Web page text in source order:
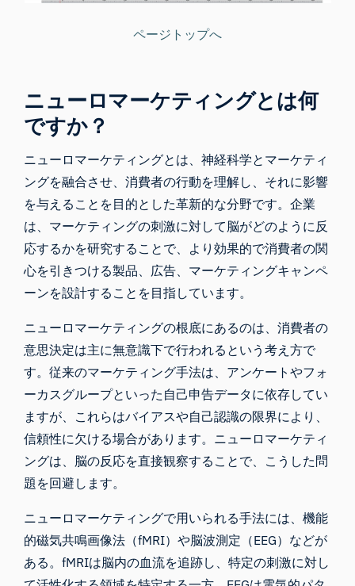
ページトップへ
ニューロマーケティングとは何
ですか？
ニューロマーケティングとは、神経科学とマーケティ
ングを融合させ、消費者の行動を理解し、それに影響
を与えることを目的とした革新的な分野です。企業
は、マーケティングの刺激に対して脳がどのように反
応するかを研究することで、より効果的で消費者の関
心を引きつける製品、広告、マーケティングキャンペ
ーンを設計することを目指しています。
ニューロマーケティングの根底にあるのは、消費者の
意思決定は主に無意識下で行われるという考え方で
す。従来のマーケティング手法は、アンケートやフォ
ーカスグループといった自己申告データに依存してい
ますが、これらはバイアスや自己認識の限界により、
信頼性に欠ける場合があります。ニューロマーケティ
ングは、脳の反応を直接観察することで、こうした問
題を回避します。
ニューロマーケティングで用いられる手法には、機能
的磁気共鳴画像法（fMRI）や脳波測定（EEG）などが
ある。fMRIは脳内の血流を追跡し、特定の刺激に対し